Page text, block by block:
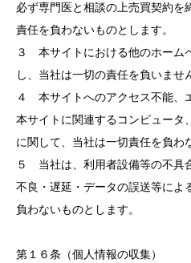
必ず専門医と相談の上売買契約を
責任を負わないものとします。
３ 本サイトにおける他のホーム
し、当社は一切の責任を負いませ
４ 本サイトへのアクセス不能、
本サイトに関連するコンピュータ
に関して、当社は一切責任を負わ
５ 当社は、利用者設備等の不具
不良・遅延・データの誤送等によ
負わないものとします。
第１６条（個人情報の収集）